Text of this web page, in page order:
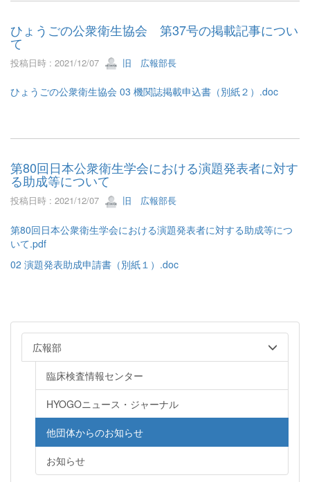
ひょうごの公衆衛生協会 第37号の掲載記事につい
て
投稿日時 : 2021/12/07 旧 広報部長
ひょうごの公衆衛生協会 03 機関誌掲載申込書（別紙２）.doc
第80回日本公衆衛生学会における演題発表者に対す
る助成等について
投稿日時 : 2021/12/07 旧 広報部長
第80回日本公衆衛生学会における演題発表者に対する助成等につ
いて.pdf
02 演題発表助成申請書（別紙１）.doc
広報部
臨床検査情報センター
HYOGOニュース・ジャーナル
他団体からのお知らせ
お知らせ